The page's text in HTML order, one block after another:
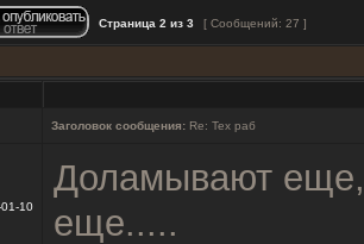
Страница 2 из 3 [ Сообщений: 27 ]
Заголовок сообщения: Re: Тех раб
10
Доламывают еще,
еще.....